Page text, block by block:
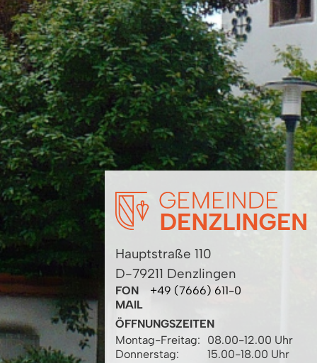
Hauptstraße 110
D-79211 Denzlingen
FON
+49 (7666) 611-0
MAIL
ÖFFNUNGSZEITEN
Montag-Freitag:
08.00-12.00 Uhr
Donnerstag:
15.00-18.00 Uhr